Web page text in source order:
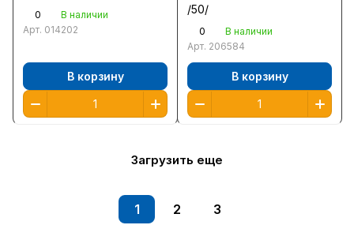
0
В наличии
Арт. 014202
В корзину
/50/
0
В наличии
Арт. 206584
В корзину
Загрузить еще
1 2 3